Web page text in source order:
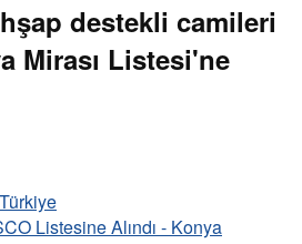
destekli camileri
Mirası Listesi'ne
Türkiye